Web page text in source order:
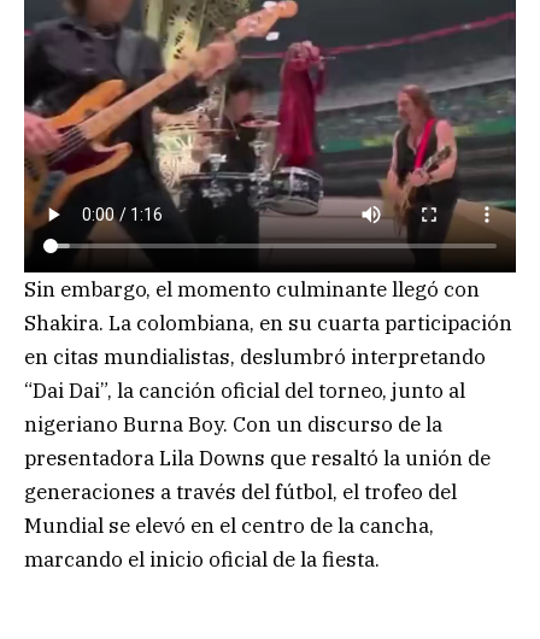
Sin embargo, el momento culminante llegó con
Shakira. La colombiana, en su cuarta participación
en citas mundialistas, deslumbró interpretando
“Dai Dai”, la canción oficial del torneo, junto al
nigeriano Burna Boy. Con un discurso de la
presentadora Lila Downs que resaltó la unión de
generaciones a través del fútbol, el trofeo del
Mundial se elevó en el centro de la cancha,
marcando el inicio oficial de la fiesta.